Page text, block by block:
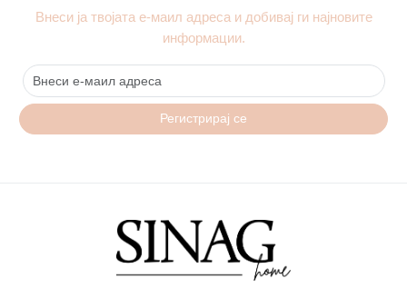
Внеси ја твојата е-маил адреса и добивај ги најновите
информации.
Регистрирај се